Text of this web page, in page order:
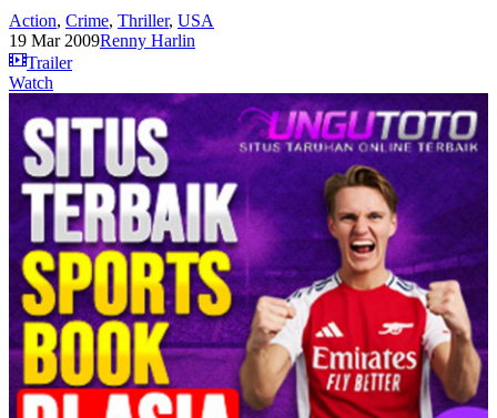
Action, Crime, Thriller, USA
19 Mar 2009Renny Harlin
Trailer
Watch